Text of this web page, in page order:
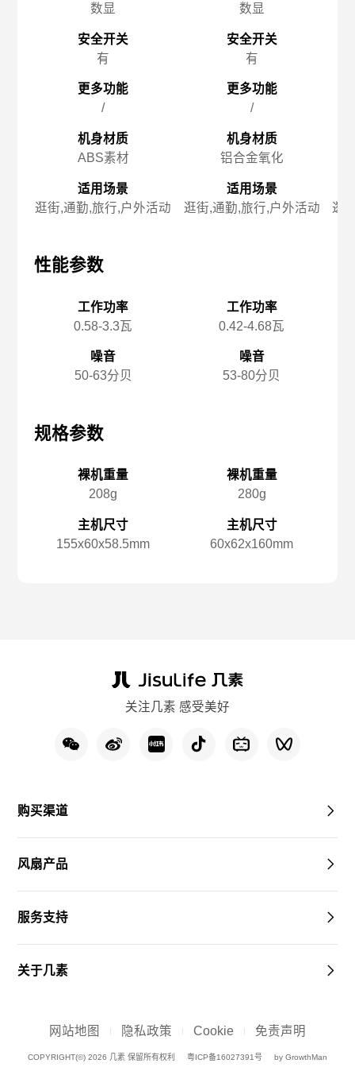
数显
安全开关
有
更多功能
/
机身材质
ABS素材
适用场景
逛街,通勤,旅行,户外活动
性能参数
工作功率
0.58-3.3瓦
噪音
50-63分贝
规格参数
裸机重量
208g
主机尺寸
155x️60x️58.5mm
数显
安全开关
有
更多功能
/
机身材质
铝合金氧化
适用场景
逛街,通勤,旅行,户外活动
工作功率
0.42-4.68瓦
噪音
53-80分贝
裸机重量
280g
主机尺寸
60x️62x️160mm
逛
关注几素 感受美好
购买渠道
风扇产品
服务支持
关于几素
COPYRIGHT(©) 2026 几素 保留所有权利 粤ICP备16027391号 by GrowthMan
网站地图 隐私政策 Cookie 免责声明